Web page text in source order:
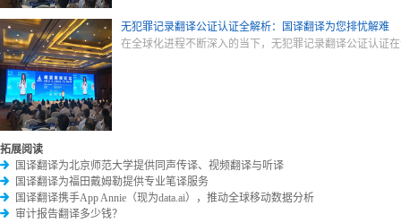
无犯罪记录翻译公证认证全解析：国译翻译为您排忧解难
在全球化进程不断深入的当下，无犯罪记录翻译公证认证
拓展阅读
国译翻译为北京师范大学提供同声传译、视频翻译与听译
国译翻译为福田戴姆勒提供专业笔译服务
国译翻译携手App Annie（现为data.ai），推动全球移动数据分析
审计报告翻译多少钱？